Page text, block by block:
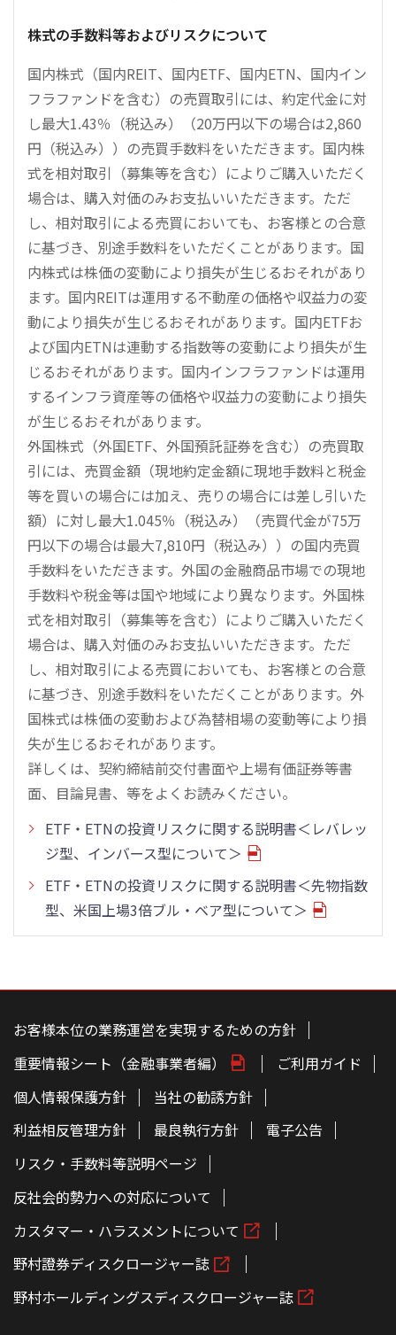
株式の手数料等およびリスクについて
国内株式（国内REIT、国内ETF、国内ETN、国内イン
フラファンドを含む）の売買取引には、約定代金に対
し最大1.43％（税込み）（20万円以下の場合は2,860
円（税込み））の売買手数料をいただきます。国内株
式を相対取引（募集等を含む）によりご購入いただく
場合は、購入対価のみお支払いいただきます。ただ
し、相対取引による売買においても、お客様との合意
に基づき、別途手数料をいただくことがあります。国
内株式は株価の変動により損失が生じるおそれがあり
ます。国内REITは運用する不動産の価格や収益力の変
動により損失が生じるおそれがあります。国内ETFお
よび国内ETNは連動する指数等の変動により損失が生
じるおそれがあります。国内インフラファンドは運用
するインフラ資産等の価格や収益力の変動により損失
が生じるおそれがあります。
外国株式（外国ETF、外国預託証券を含む）の売買取
引には、売買金額（現地約定金額に現地手数料と税金
等を買いの場合には加え、売りの場合には差し引いた
額）に対し最大1.045％（税込み）（売買代金が75万
円以下の場合は最大7,810円（税込み））の国内売買
手数料をいただきます。外国の金融商品市場での現地
手数料や税金等は国や地域により異なります。外国株
式を相対取引（募集等を含む）によりご購入いただく
場合は、購入対価のみお支払いいただきます。ただ
し、相対取引による売買においても、お客様との合意
に基づき、別途手数料をいただくことがあります。外
国株式は株価の変動および為替相場の変動等により損
失が生じるおそれがあります。
詳しくは、契約締結前交付書面や上場有価証券等書
面、目論見書、等をよくお読みください。
ETF・ETNの投資リスクに関する説明書＜レバレッ
ジ型、インバース型について＞
ETF・ETNの投資リスクに関する説明書＜先物指数
型、米国上場3倍ブル・ベア型について＞
こ
お客様本位の業務運営を実現するための方針
重要情報シート（金融事業者編）
ご利用ガイド
個人情報保護方針
当社の勧誘方針
利益相反管理方針
最良執行方針
電子公告
リスク・手数料等説明ページ
反社会的勢力への対応について
カスタマー・ハラスメントについて
野村證券ディスクロージャー誌
野村ホールディングスディスクロージャー誌